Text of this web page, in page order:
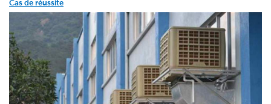
Cas de réussite